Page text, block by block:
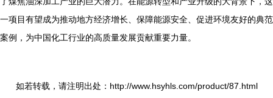
一项目有望成为推动地方经济增长、保障能源安全、促进环境友好的典范
案例，为中国化工行业的高质量发展贡献重要力量。
如若转载，请注明出处：http://www.hsyhls.com/product/87.html